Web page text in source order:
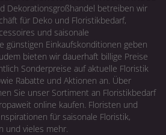
Dekorationsgroßhandel betreiben wir
für Deko und Floristikbedarf,
und saisonale
günstigen Einkaufskonditionen geben
bieten wir dauerhaft billige Preise
Sonderpreise auf aktuelle Floristik
Rabatte und Aktionen an. Über
Sie unser Sortiment an Floristikbedarf
online kaufen. Floristen und
für saisonale Floristik,
und vieles mehr.